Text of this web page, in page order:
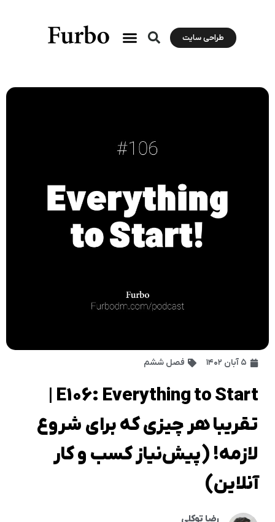
طراحی سایت
۵ آبان ۱۴۰۲ فصل ششم
E106: Everything to Start |
تقریبا هر چیزی که برای شروع
لازمه! (پیش‌نیاز کسب و کار
آنلاین)
رضا توکلی